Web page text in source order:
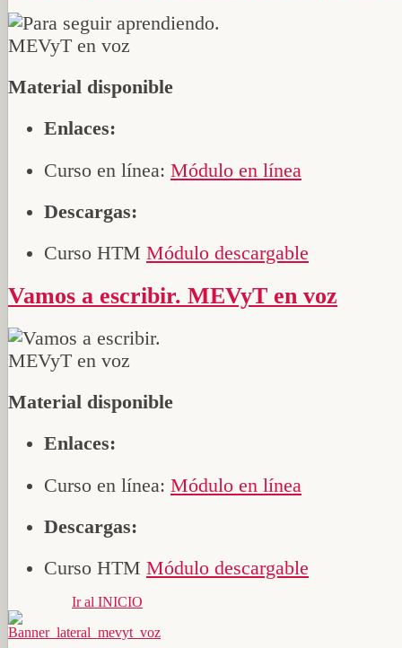
Material disponible
Enlaces:
Curso en línea: Módulo en línea
Descargas:
Curso HTM Módulo descargable
Vamos a escribir. MEVyT en voz
Material disponible
Enlaces:
Curso en línea: Módulo en línea
Descargas:
Curso HTM Módulo descargable
Ir al INICIO